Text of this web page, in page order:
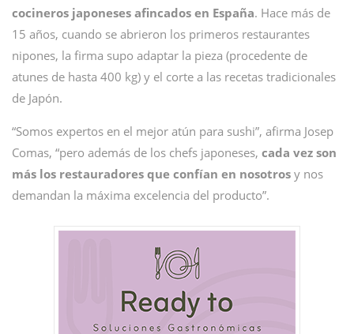
cocineros japoneses afincados en España. Hace más de
15 años, cuando se abrieron los primeros restaurantes
nipones, la firma supo adaptar la pieza (procedente de
atunes de hasta 400 kg) y el corte a las recetas tradicionales
de Japón.
“Somos expertos en el mejor atún para sushi”, afirma Josep
Comas, “pero además de los chefs japoneses, cada vez son
más los restauradores que confían en nosotros y nos
demandan la máxima excelencia del producto”.